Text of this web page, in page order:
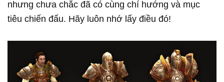
nhưng chưa chắc đã có cùng chí hướng và mục
tiêu chiến đấu. Hãy luôn nhớ lấy điều đó!